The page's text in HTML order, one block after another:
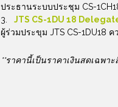
ประธานระบบประชุม CS-
JTS CS-1DU 18
ผู้ร่วมประขุม JTS CS-1DU18
**ราคานี้เป็นราคาเงินสดเฉพา